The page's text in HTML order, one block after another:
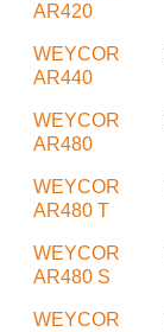
AR420
WEYCOR
AR440
WEYCOR
AR480
WEYCOR
AR480 T
WEYCOR
AR480 S
WEYCOR